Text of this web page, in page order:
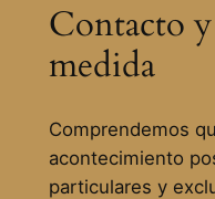
Contacto y
medida
Comprendemos
acontecimiento
particulares y